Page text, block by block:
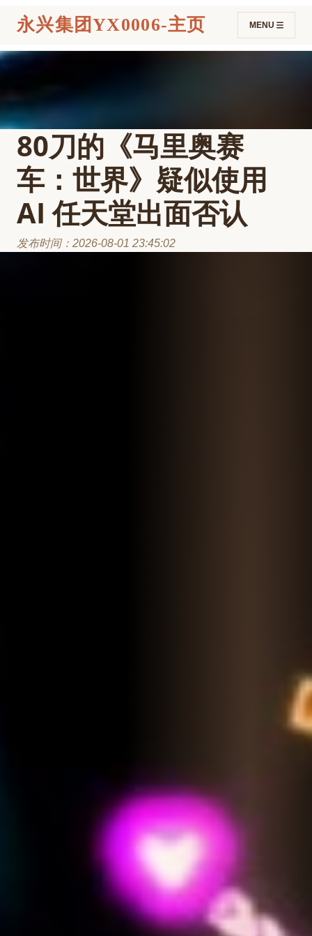
永兴集团YX0006-主页 MENU
80刀的《马里奥赛
车：世界》疑似使用
AI 任天堂出面否认
发布时间：2026-08-01 23:45:02